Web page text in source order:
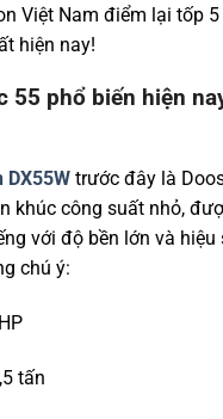
Việt Nam điểm lại tốp
hiện nay!
55 phổ biến hiện
DX55W trước đây là
khúc công suất nhỏ,
với độ bền lớn và hiệu
chú ý:
tấn